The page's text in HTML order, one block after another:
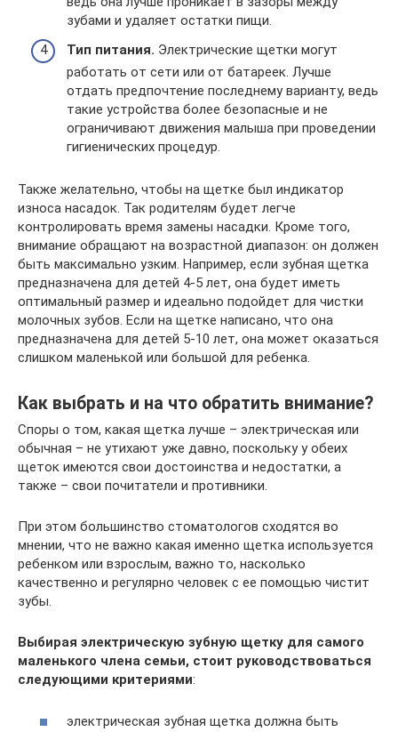
зубами и удаляет остатки пищи.
Тип питания. Электрические щетки могут
работать от сети или от батареек. Лучше
отдать предпочтение последнему варианту, ведь
такие устройства более безопасные и не
ограничивают движения малыша при проведении
гигиенических процедур.
Также желательно, чтобы на щетке был индикатор
износа насадок. Так родителям будет легче
контролировать время замены насадки. Кроме того,
внимание обращают на возрастной диапазон: он должен
быть максимально узким. Например, если зубная щетка
предназначена для детей 4-5 лет, она будет иметь
оптимальный размер и идеально подойдет для чистки
молочных зубов. Если на щетке написано, что она
предназначена для детей 5-10 лет, она может оказаться
слишком маленькой или большой для ребенка.
Как выбрать и на что обратить внимание?
Споры о том, какая щетка лучше – электрическая или
обычная – не утихают уже давно, поскольку у обеих
щеток имеются свои достоинства и недостатки, а
также – свои почитатели и противники.
При этом большинство стоматологов сходятся во
мнении, что не важно какая именно щетка используется
ребенком или взрослым, важно то, насколько
качественно и регулярно человек с ее помощью чистит
зубы.
Выбирая электрическую зубную щетку для самого
маленького члена семьи, стоит руководствоваться
следующими критериями:
электрическая зубная щетка должна быть